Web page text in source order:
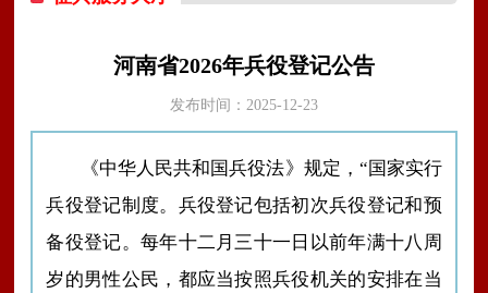
河南省2026年兵役登记公告
发布时间：2025-12-23
《中华人民共和国兵役法》规定， “国家实行
兵役登记制度。兵役登记包括初次兵役登记和预
备役登记。每年十二月三十一日以前年满十八周
岁的男性公民，都应当按照兵役机关的安排在当